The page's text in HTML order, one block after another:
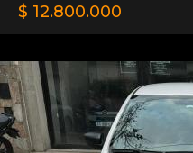
$ 12.800.000